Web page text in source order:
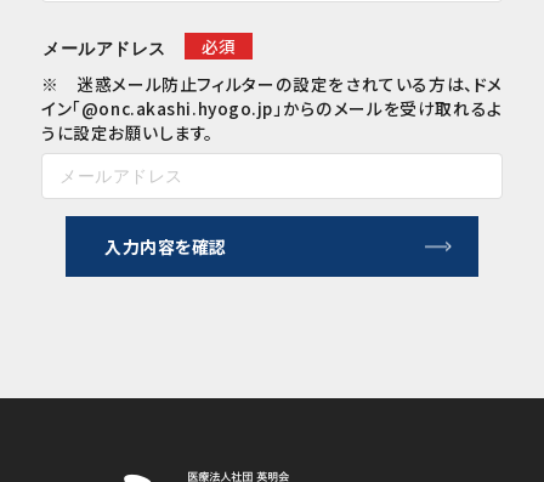
メールアドレス
必須
※ 迷惑メール防止フィルターの設定をされている方は、ドメ
イン「@onc.akashi.hyogo.jp」からのメールを受け取れるよ
うに設定お願いします。
入力内容を確認